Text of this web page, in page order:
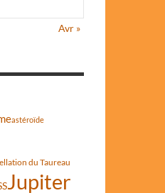
Avr »
astéroïde
du Taureau
Jupiter